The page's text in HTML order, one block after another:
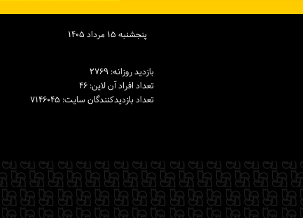
پنجشنبه ۱۵ مرداد ۱۴۰۵
بازدید روزانه: ۲۷۶۹
تعداد افراد آن لاین: ۴۶
تعداد بازدیدكنندگان سایت: ۷۱۴۶۰۴۵